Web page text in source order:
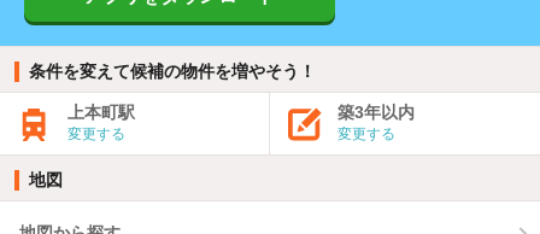
条件を変えて候補の物件を増やそう！
上本町駅
変更する
築3年以内
変更する
地図